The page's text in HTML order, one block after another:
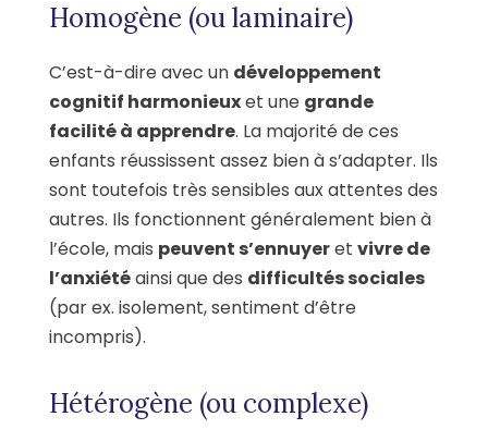
Homogène (ou laminaire)
C’est-à-dire avec un développement
cognitif harmonieuxet une grande
facilité à apprendre. La majorité de ces
enfants réussissent assez bien à s’adapter. Ils
sont toutefois très sensibles aux attentes des
autres. Ils fonctionnent généralement bien à
l’école, mais peuvent s’ennuyeret vivre de
l’anxiétéainsi que des difficultés sociales
(par ex. isolement, sentiment d’être
incompris).
Hétérogène (ou complexe)